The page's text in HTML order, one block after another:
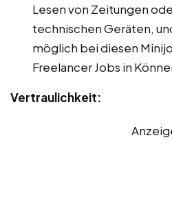
Lesen von Zeitungen
technischen Geräten,
möglich bei diesen
Freelancer Jobs in
Vertraulichkeit: